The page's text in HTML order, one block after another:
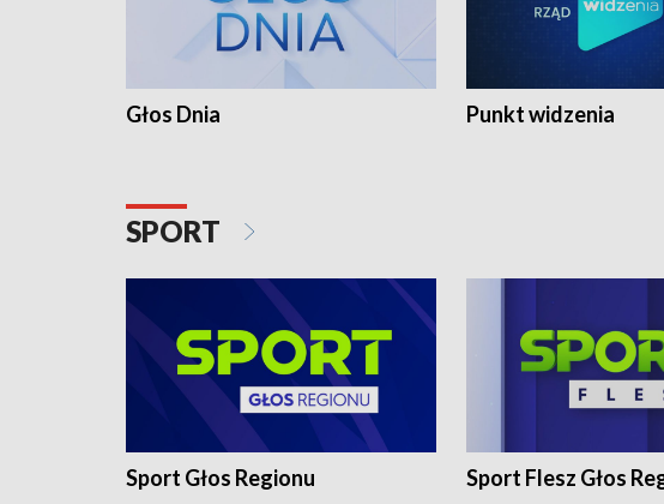
Głos Dnia Punkt widzenia
SPORT
Sport Głos Regionu Sport Flesz Głos